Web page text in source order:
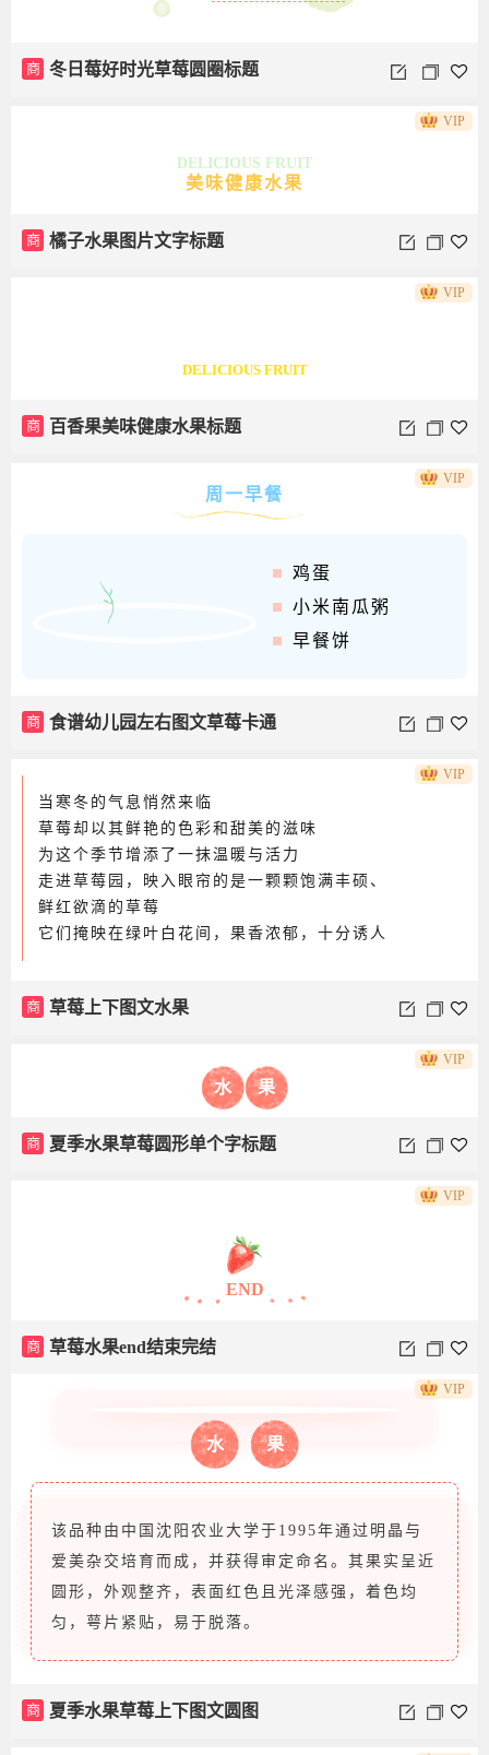
商 冬日莓好时光草莓圆圈标题
DELICIOUS FRUIT
VIP
商
VIP
周一早餐
鸡蛋
食谱幼儿园左右图文草莓卡通
VIP
当寒冬的气息悄然来临
草莓却以其鲜艳的色彩和甜美的滋味
为这个季节增添了一抹温暖与活力
走进草莓园，映入眼帘的是一颗颗饱满丰硕、
鲜红欲滴的草莓
它们掩映在绿叶白花间，果香浓郁，十分诱人
商 草莓上下图文水果
VIP
水 果
VIP
END
商 草莓水果end结束完结
VIP
VIP